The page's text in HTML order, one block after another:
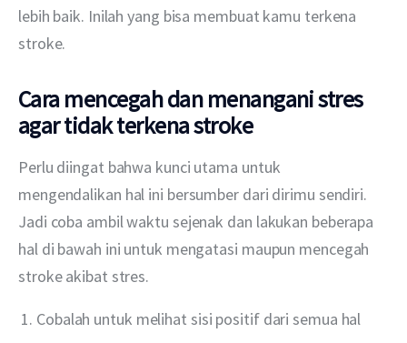
lebih baik. Inilah yang bisa membuat kamu terkena
stroke.
Cara mencegah dan menangani stres
agar tidak terkena stroke
Perlu diingat bahwa kunci utama untuk
mengendalikan hal ini bersumber dari dirimu sendiri.
Jadi coba ambil waktu sejenak dan lakukan beberapa
hal di bawah ini untuk mengatasi maupun mencegah
stroke akibat stres.
Cobalah untuk melihat sisi positif dari semua hal